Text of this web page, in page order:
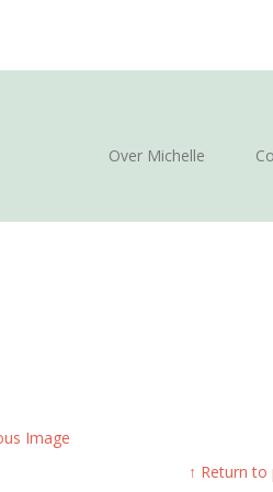
Over Michelle
Image
↑ Return to